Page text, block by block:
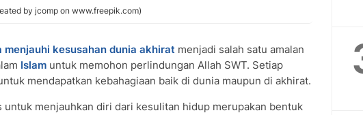
by jcomp on www.freepik.com)
menjauhi kesusahan dunia akhirat menjadi salah satu amalan
Islam untuk memohon perlindungan Allah SWT. Setiap
mendapatkan kebahagiaan baik di dunia maupun di akhirat.
untuk menjauhkan diri dari kesulitan hidup merupakan bentuk